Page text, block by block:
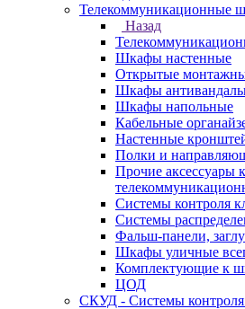
Телекоммуникационные
Назад
Шкафы настенные
Открытые
Шкафы
Шкафы напольные
Кабельные
Настенные
Полки и
Прочие аксессуары к
Системы контроля
Системы
Фальш-панели,
Шкафы уличные
Комплектующие к
ЦОД
СКУД - Системы контроля